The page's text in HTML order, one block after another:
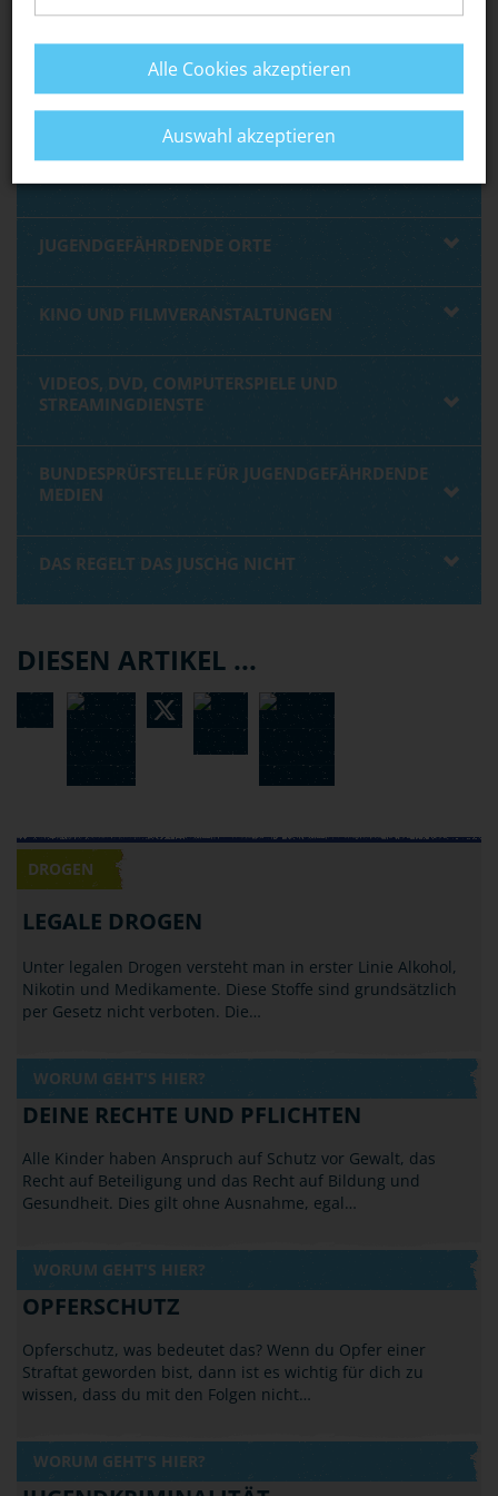
SPIELHALLEN, GLÜCKSSPIELE
TANZVERANSTALTUNGEN
JUGENDGEFÄHRDENDE ORTE
KINO UND FILMVERANSTALTUNGEN
VIDEOS, DVD, COMPUTERSPIELE UND
STREAMINGDIENSTE
BUNDESPRÜFSTELLE FÜR JUGENDGEFÄHRDENDE
MEDIEN
DAS REGELT DAS JUSCHG NICHT
DIESEN ARTIKEL ...
DROGEN
LEGALE DROGEN
Unter legalen Drogen versteht man in erster Linie Alkohol,
Nikotin und Medikamente. Diese Stoffe sind grundsätzlich
per Gesetz nicht verboten. Die…
WORUM GEHT'S HIER?
DEINE RECHTE UND PFLICHTEN
Alle Kinder haben Anspruch auf Schutz vor Gewalt, das
Recht auf Beteiligung und das Recht auf Bildung und
Gesundheit. Dies gilt ohne Ausnahme, egal…
WORUM GEHT'S HIER?
OPFERSCHUTZ
Opferschutz, was bedeutet das? Wenn du Opfer einer
Straftat geworden bist, dann ist es wichtig für dich zu
wissen, dass du mit den Folgen nicht…
WORUM GEHT'S HIER?
Alle Cookies akzeptieren
Auswahl akzeptieren